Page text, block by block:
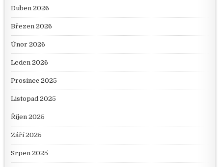
Duben 2026
Březen 2026
Únor 2026
Leden 2026
Prosinec 2025
Listopad 2025
Říjen 2025
Září 2025
Srpen 2025